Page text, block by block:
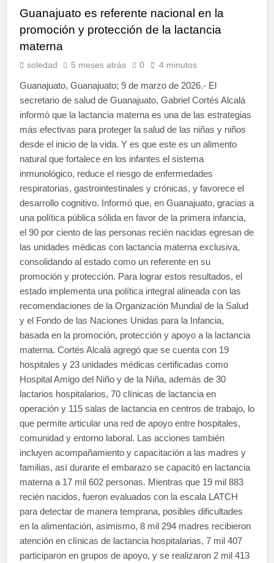
Guanajuato es referente nacional en la
promoción y protección de la lactancia
materna
soledad 5 meses atrás 0 4 minutos
Guanajuato, Guanajuato; 9 de marzo de 2026.- El
secretario de salud de Guanajuato, Gabriel Cortés Alcalá
informó que la lactancia materna es una de las estrategias
más efectivas para proteger la salud de las niñas y niños
desde el inicio de la vida. Y es que este es un alimento
natural que fortalece en los infantes el sistema
inmunológico, reduce el riesgo de enfermedades
respiratorias, gastrointestinales y crónicas, y favorece el
desarrollo cognitivo. Informó que, en Guanajuato, gracias a
una política pública sólida en favor de la primera infancia,
el 90 por ciento de las personas recién nacidas egresan de
las unidades médicas con lactancia materna exclusiva,
consolidando al estado como un referente en su
promoción y protección. Para lograr estos resultados, el
estado implementa una política integral alineada con las
recomendaciones de la Organización Mundial de la Salud
y el Fondo de las Naciones Unidas para la Infancia,
basada en la promoción, protección y apoyo a la lactancia
materna. Cortés Alcalá agregó que se cuenta con 19
hospitales y 23 unidades médicas certificadas como
Hospital Amigo del Niño y de la Niña, además de 30
lactarios hospitalarios, 70 clínicas de lactancia en
operación y 115 salas de lactancia en centros de trabajo, lo
que permite articular una red de apoyo entre hospitales,
comunidad y entorno laboral. Las acciones también
incluyen acompañamiento y capacitación a las madres y
familias, así durante el embarazo se capacitó en lactancia
materna a 17 mil 602 personas. Mientras que 19 mil 883
recién nacidos, fueron evaluados con la escala LATCH
para detectar de manera temprana, posibles dificultades
en la alimentación, asimismo, 8 mil 294 madres recibieron
atención en clínicas de lactancia hospitalarias, 7 mil 407
participaron en grupos de apoyo, y se realizaron 2 mil 413